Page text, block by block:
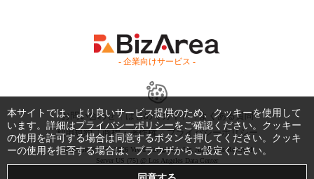
- 企業向けサービス -
お問い合わせ はじめてガイド
よくある質問
利用規約
商標・著作権 プライバシーポリシー
Copyright © 1999-2026 Vivid Navigation, Inc. All Rights Reserved.
Server US (75) @ Los Angeles Data Center
本サイトでは、より良いサービス提供のため、クッキーを使用して
います。詳細はプライバシーポリシーをご確認ください。クッキー
の使用を許可する場合は同意するボタンを押してください。クッキ
ーの使用を拒否する場合は、ブラウザからご設定ください。